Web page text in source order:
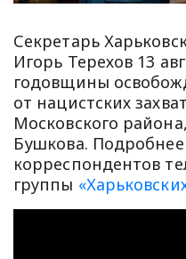
Секретарь
Игорь Терехов 13
годовщины
от нацистских
Московского
Бушкова.
корреспондентов
группы